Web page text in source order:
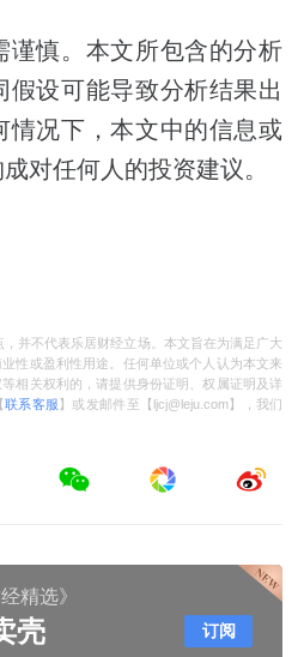
谨慎。本文所包含的分析
假设可能导致分析结果出
情况下，本文中的信息或
对任何人的投资建议。
并不代表乐居财经立场。本文旨在为满足广大
性或盈利性用途。任何单位或个人认为本文来
相关权利的，请提供身份证明、权属证明及详
联系客服 】或发邮件至【ljcj@leju.com】，我们
精选》
壳 订阅